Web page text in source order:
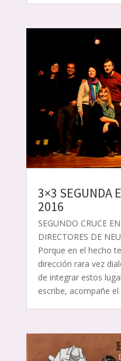
3×3 SEGUNDA
2016
SEGUNDO CRUCE
DIRECTORES DE
Porque en el hecho
dirección rara vez
de integrar estos
escribe, acompañe